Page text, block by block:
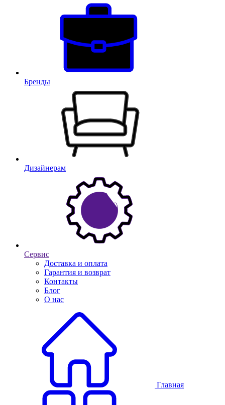
Бренды
Дизайнерам
Сервис
Доставка и оплата
Гарантия и возврат
Контакты
Блог
О нас
Главная